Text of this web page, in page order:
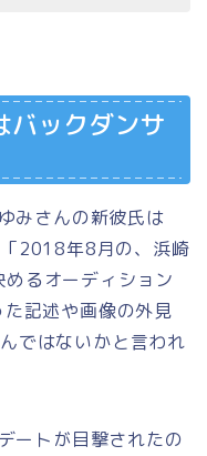
バックダンサ
みさんの新彼氏は
2018年8月の、浜崎
るオーディション
記述や画像の外見
ではないかと言われ
ートが目撃されたの